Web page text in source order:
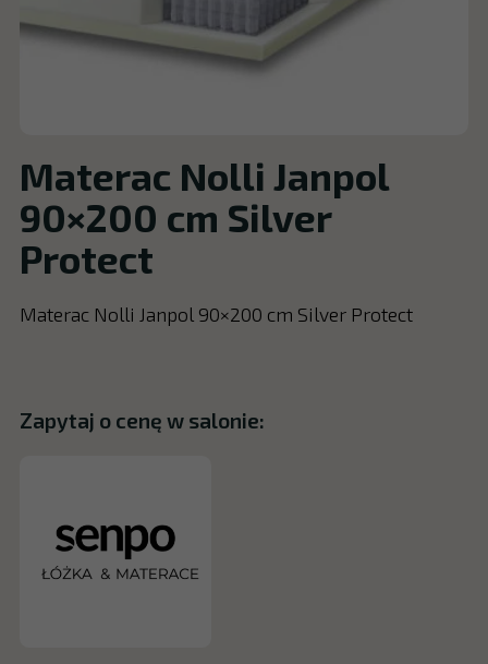
Materac Nolli Janpol
90×200 cm Silver
Protect
Materac Nolli Janpol 90×200 cm Silver Protect
Zapytaj o cenę w salonie: